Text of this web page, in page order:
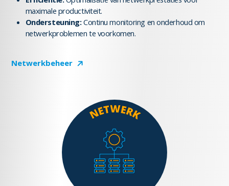
maximale productiviteit.
Ondersteuning:Continu monitoring en onderhoud om
netwerkproblemen te voorkomen.
Netwerkbeheer